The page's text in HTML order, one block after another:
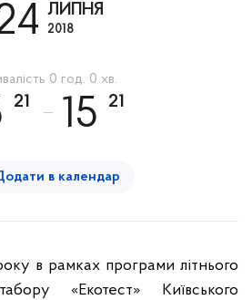
ЛИПНЯ
2018
0 год. 0 хв.
21 15 21
в календар
в рамках програми літнього
«Екотест» Київського